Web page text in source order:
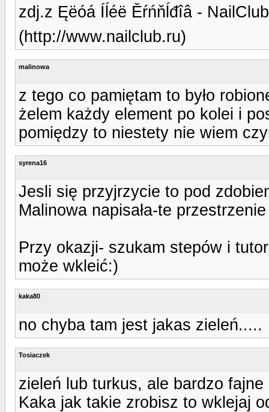
zdj.z Ęëóá Íĺéë Ěŕńňĺđîâ -
(http://www.nailclub.ru)
malinowa
z tego co pamiętam to było
żelem każdy element po kolei i
pomiędzy to niestety nie wiem
syrena16
Jesli się przyjrzycie to pod
Malinowa napisała-te
Przy okazji- szukam stepów i
może wkleić:)
kaka80
no chyba tam jest jakas zieleń.....
Tosiaczek
zieleń lub turkus, ale bardzo
Kaka jak takie zrobisz to wklejaj